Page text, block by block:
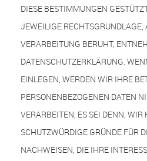
DIESE BESTIMMUNGEN
JEWEILIGE RECHTSGRUNDLAGE,
VERARBEITUNG BERUHT,
DATENSCHUTZERKLÄRUNG.
EINLEGEN, WERDEN WIR IHRE
PERSONENBEZOGENEN DATEN
VERARBEITEN, ES SEI DENN,
SCHUTZWÜRDIGE GRÜNDE FÜR
NACHWEISEN, DIE IHRE